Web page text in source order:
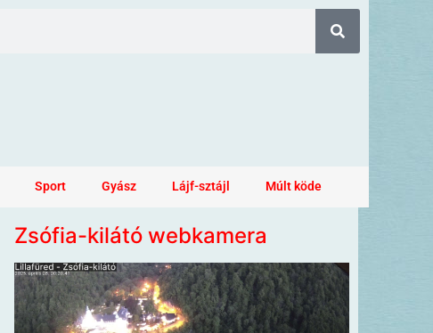
Sport Gyász Lájf-sztájl Múlt köde
Zsófia-kilátó webkamera